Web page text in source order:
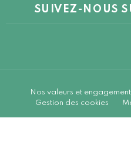
SUIVEZ-NOUS
Nos valeurs et
Gestion des cookies